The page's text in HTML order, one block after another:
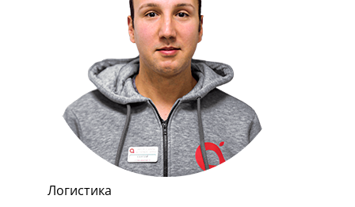
Логистика